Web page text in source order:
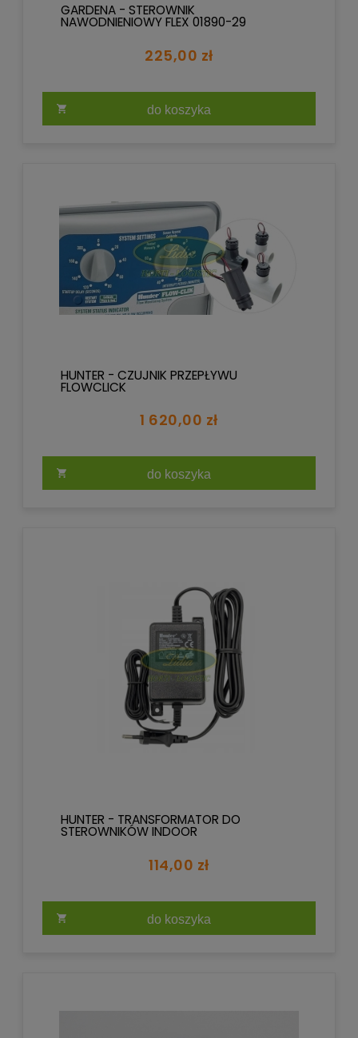
GARDENA - STEROWNIK
NAWODNIENIOWY FLEX 01890-29
225,00 zł
do koszyka
HUNTER - CZUJNIK PRZEPŁYWU
FLOWCLICK
1 620,00 zł
do koszyka
HUNTER - TRANSFORMATOR DO
STEROWNIKÓW INDOOR
114,00 zł
do koszyka